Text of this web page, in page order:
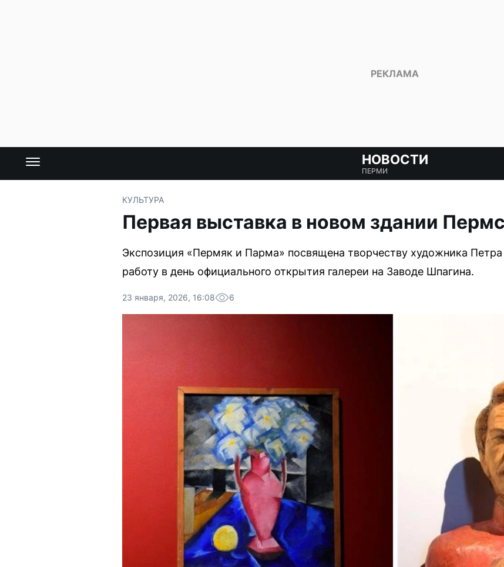
НОВОСТИ
ПЕРМИ
КУЛЬТУРА
Первая выставка в новом здании
Экспозиция «Пермяк и Парма» посвящена творчеству художника
работу в день официального открытия галереи на Заводе Шпагина.
23 января, 2026, 16:08 6